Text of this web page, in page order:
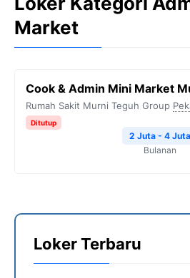
Market
Cook & Admin Mini Market
Rumah Sakit Murni Teguh Group
Ditutup
2 Juta - 4 Juta
Bulanan
Loker Terbaru